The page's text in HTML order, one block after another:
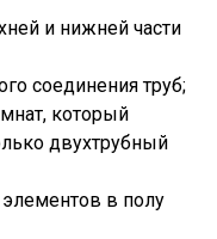
и нижней части
соединения труб;
который
двухтрубный
в полу